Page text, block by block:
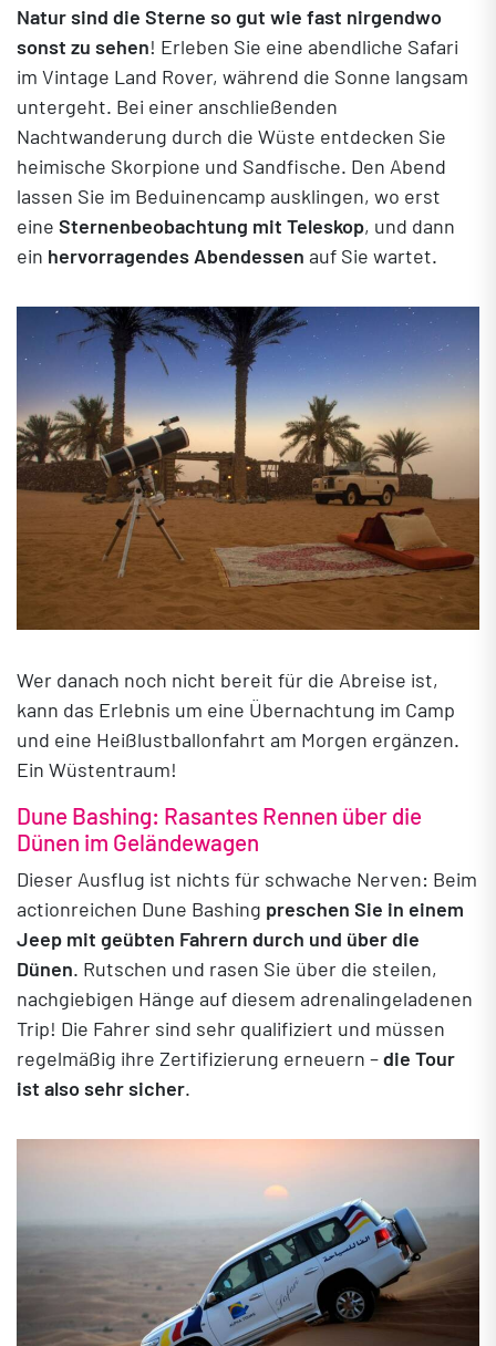
Natur sind die Sterne so gut wie fast nirgendwo
sonst zu sehen! Erleben Sie eine abendliche Safari
im Vintage Land Rover, während die Sonne langsam
untergeht. Bei einer anschließenden
Nachtwanderung durch die Wüste entdecken Sie
heimische Skorpione und Sandfische. Den Abend
lassen Sie im Beduinencamp ausklingen, wo erst
eine Sternenbeobachtung mit Teleskop, und dann
ein hervorragendes Abendessen auf Sie wartet.
Wer danach noch nicht bereit für die Abreise ist,
kann das Erlebnis um eine Übernachtung im Camp
und eine Heißlustballonfahrt am Morgen ergänzen.
Ein Wüstentraum!
Dune Bashing: Rasantes Rennen über die
Dünen im Geländewagen
Dieser Ausflug ist nichts für schwache Nerven: Beim
actionreichen Dune Bashing preschen Sie in einem
Jeep mit geübten Fahrern durch und über die
Dünen. Rutschen und rasen Sie über die steilen,
nachgiebigen Hänge auf diesem adrenalingeladenen
Trip! Die Fahrer sind sehr qualifiziert und müssen
regelmäßig ihre Zertifizierung erneuern –die Tour
ist also sehr sicher.